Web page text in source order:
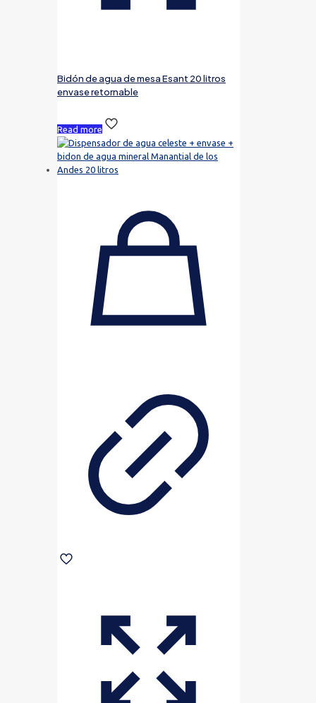
Bidón de agua de mesa Esant 20 litros
envase retornable
Read more